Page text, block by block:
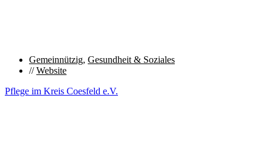
Gemeinnützig, Gesundheit & Soziales
// Website
Pflege im Kreis Coesfeld e.V.